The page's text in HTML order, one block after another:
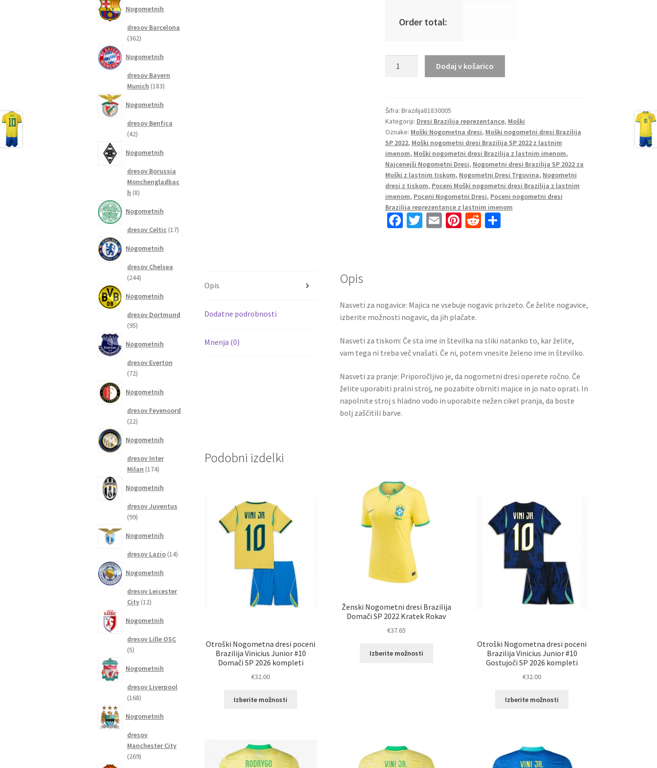
Order total:
Domači
SP
2022
Kratek
Rokav
+
Kratke
hlače
KAKA‘
10
Dodaj v košarico
Šifra: Brazilija81830005
Kategoriji: Dresi Brazilija reprezentance, Moški
Oznake: Moški Nogometna dresi, Moški nogometni dresi Brazilija
SP 2022, Moški nogometni dresi Brazilija SP 2022 z lastnim
imenom, Moški nogometni dresi Brazilija z lastnim imenom,
Najcenejši Nogometni Dresi, Nogometni dresi Brazilija SP 2022 za
Moški z lastnim tiskom, Nogometni Dresi Trgovina, Nogometni
dresi z tiskom, Poceni Moški nogometni dresi Brazilija z lastnim
imenom, Poceni Nogometni Dresi, Poceni nogometni dresi
Brazilija reprezentance z lastnim imenom
Fa
k
T E Pi R S
Opis
Dodatne podrobnosti
Mnenja (0)
Opis
Nasveti za nogavice: Majica ne vsebuje nogavic privzeto. Če želite nogavice,
izberite možnosti nogavic, da jih plačate.
Nasveti za tiskom: Če sta ime in številka na sliki natanko to, kar želite,
vam tega ni treba več vnašati. Če ni, potem vnesite želeno ime in številko.
Nasveti za pranje: Priporočljivo je, da nogometni dresi operete ročno. Če
želite uporabiti pralni stroj, ne pozabite obrniti majice in jo nato oprati. In
napolnite stroj s hladno vodo in uporabite nežen cikel pranja, da boste
bolj zaščitili barve.
Podobni izdelki
Otroški Nogometna dresi poceni
Brazilija Vinicius Junior #10
Domači SP 2026 kompleti
€32.00
Izberite možnosti
lahko
Ženski Nogometni dresi Brazilija
Domači SP 2022 Kratek Rokav
€37.65
Izberite možnosti
Otroški Nogometna dresi poceni
Brazilija Vinicius Junior #10
Gostujoči SP 2026 kompleti
€32.00
Izberite možnosti
lahko
Nogometnih
dresov Barcelona
362362
Nogometnih
dresov Bayern
Munich 183183
Nogometnih
dresov Benfica
4242
Nogometnih
dresov Borussia
Monchengladbac
h 88
Nogometnih
dresov Celtic 1717
Nogometnih
dresov Chelsea
244244
Nogometnih
dresov Dortmund
9595
Nogometnih
dresov Everton
7272
Nogometnih
dresov Feyenoord
2222
Nogometnih
dresov Inter
Milan 174174
Nogometnih
dresov Juventus
9999
Nogometnih
dresov Lazio 1414
Nogometnih
dresov Leicester
City 1212
Nogometnih
dresov Lille OSC
55
Nogometnih
dresov Liverpool
168168
Nogometnih
dresov
Manchester City
269269